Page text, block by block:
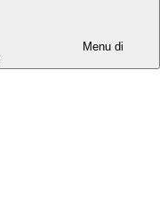
Menu di